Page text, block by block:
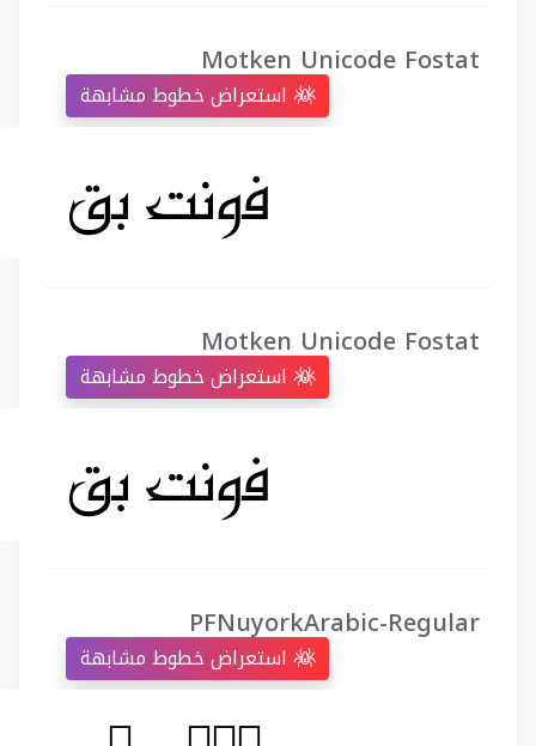
Motken Unicode Fostat
Motken Unicode Fostat
PFNuyorkArabic-Regular